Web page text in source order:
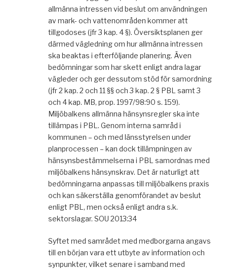
allmänna intressen vid beslut om användningen
av mark- och vattenområden kommer att
tillgodoses (jfr 3 kap. 4 §). Översiktsplanen ger
därmed vägledning om hur allmänna intressen
ska beaktas i efterföljande planering. Även
bedömningar som har skett enligt andra lagar
vägleder och ger dessutom stöd för samordning
(jfr 2 kap. 2 och 11 §§ och 3 kap. 2 § PBL samt 3
och 4 kap. MB, prop. 1997/98:90 s. 159).
Miljöbalkens allmänna hänsynsregler ska inte
tillämpas i PBL. Genom interna samråd i
kommunen – och med länsstyrelsen under
planprocessen – kan dock tillämpningen av
hänsynsbestämmelserna i PBL samordnas med
miljöbalkens hänsynskrav. Det är naturligt att
bedömningarna anpassas till miljöbalkens praxis
och kan säkerställa genomförandet av beslut
enligt PBL, men också enligt andra s.k.
sektorslagar. SOU 2013:34
Syftet med samrådet med medborgarna angavs
till en början vara ett utbyte av information och
synpunkter, vilket senare i samband med